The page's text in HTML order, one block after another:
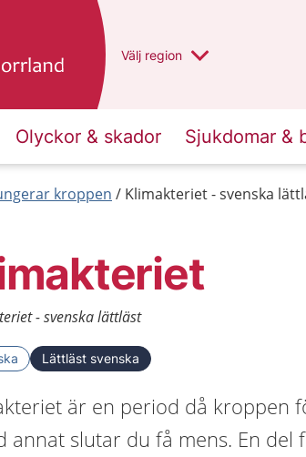
Du har valt region
Välj en annan
region
Olyckor & skador Sjukdomar &
kroppen Klimakteriet - svenska
- svenska lättläst
Lättläst svenska
är en period då kroppen
annat slutar du få mens. En del